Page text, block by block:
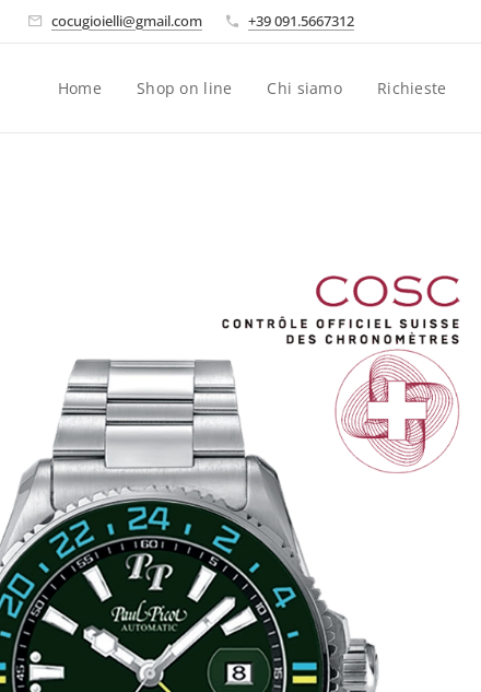
cocugioielli@gmail.com +39 091.5667312
Home Shop on line Chi siamo Richieste